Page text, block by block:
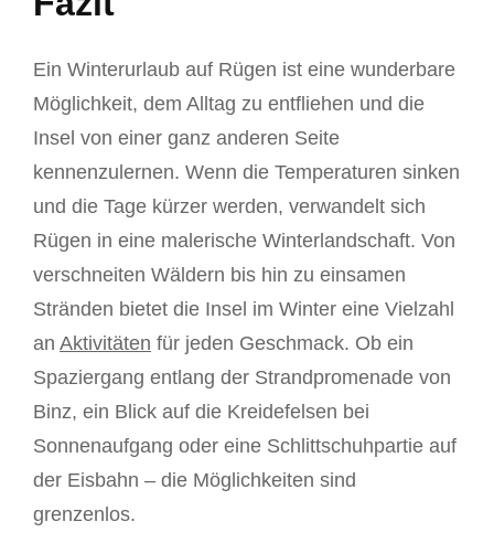
Ein Winterurlaub auf Rügen ist eine wunderbare
Möglichkeit, dem Alltag zu entfliehen und die
Insel von einer ganz anderen Seite
kennenzulernen. Wenn die Temperaturen sinken
und die Tage kürzer werden, verwandelt sich
Rügen in eine malerische Winterlandschaft. Von
verschneiten Wäldern bis hin zu einsamen
Stränden bietet die Insel im Winter eine Vielzahl
an Aktivitäten für jeden Geschmack. Ob ein
Spaziergang entlang der Strandpromenade von
Binz, ein Blick auf die Kreidefelsen bei
Sonnenaufgang oder eine Schlittschuhpartie auf
der Eisbahn – die Möglichkeiten sind
grenzenlos.